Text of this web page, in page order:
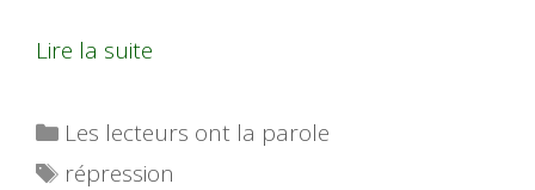
Lire la suite
Catégories
Les lecteurs ont la parole
Étiquettes
répression